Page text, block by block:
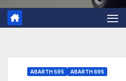
ABARTH 595 ABARTH 695